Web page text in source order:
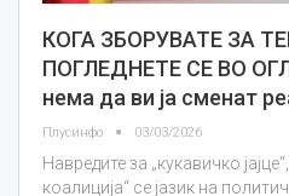
КОГА ЗБОРУВАТЕ ЗА
ПОГЛЕДНЕТЕ СЕ ВО
нема да ви ја сменат
Плусинфо 03/03/2026
Навредите за „кукавичко
коалиција“ се јазик на